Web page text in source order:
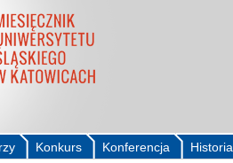
Historia
Konferencja
Konkurs